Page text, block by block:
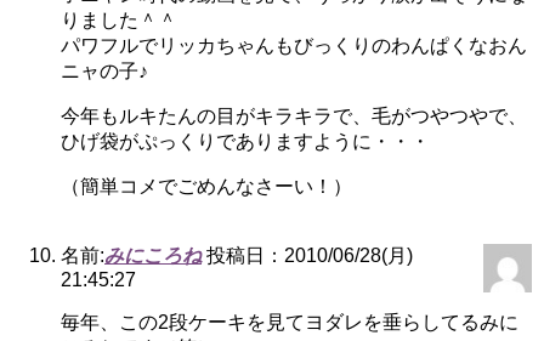
りました＾＾
パワフルでリッカちゃんもびっくりのわんぱくなおん
ニャの子♪
今年もルキたんの目がキラキラで、毛がつやつやで、
ひげ袋がぷっくりでありますように・・・
（簡単コメでごめんなさーい！）
名前:みにころね 投稿日：2010/06/28(月)
21:45:27
毎年、この2段ケーキを見てヨダレを垂らしてるみに